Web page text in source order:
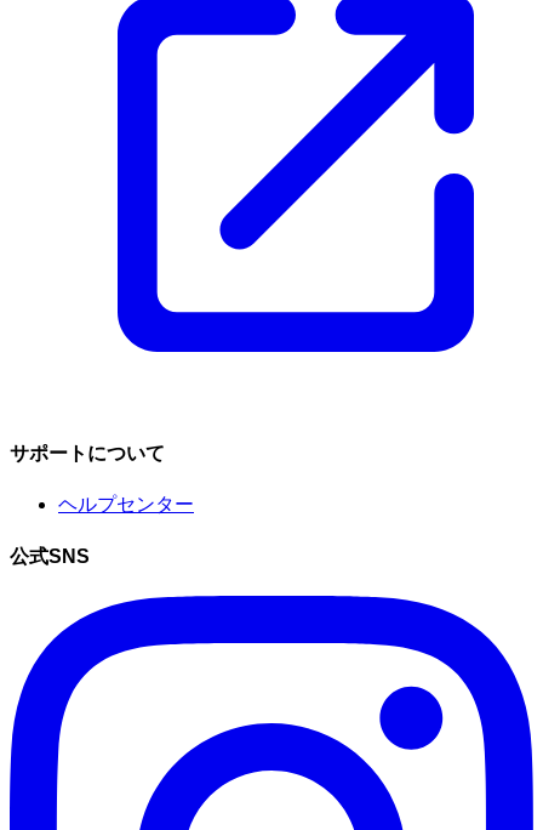
サポートについて
ヘルプセンター
公式SNS